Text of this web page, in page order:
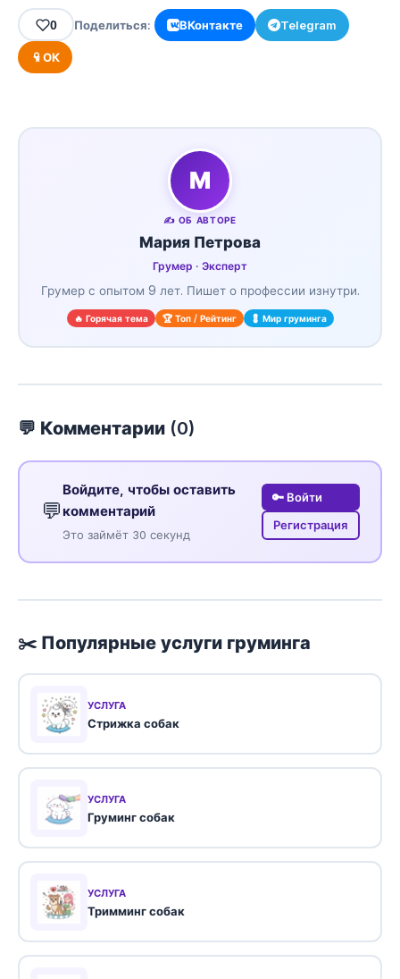
0 Поделиться: ВКонтакте Telegram
ОК
М
✍️ ОБ АВТОРЕ
Мария Петрова
Грумер · Эксперт
Грумер с опытом 9 лет. Пишет о профессии изнутри.
🔥 Горячая тема 🏆 Топ / Рейтинг 💈 Мир груминга
💬 Комментарии (0)
💬
Войдите, чтобы оставить
комментарий
Это займёт 30 секунд
🔑 Войти
Регистрация
✂️ Популярные услуги груминга
УСЛУГА
Стрижка собак
УСЛУГА
Груминг собак
УСЛУГА
Тримминг собак